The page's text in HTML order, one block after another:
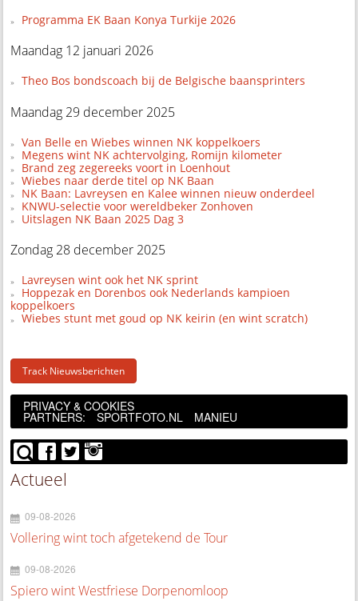
Programma EK Baan Konya Turkije 2026
Maandag 12 januari 2026
Theo Bos bondscoach bij de Belgische baansprinters
Maandag 29 december 2025
Van Belle en Wiebes winnen NK koppelkoers
Megens wint NK achtervolging, Romijn kilometer
Brand zeg zegereeks voort in Loenhout
Wiebes naar derde titel op NK Baan
NK Baan: Lavreysen en Kalee winnen nieuw onderdeel
KNWU-selectie voor wereldbeker Zonhoven
Uitslagen NK Baan 2025 Dag 3
Zondag 28 december 2025
Lavreysen wint ook het NK sprint
Hoppezak en Dorenbos ook Nederlands kampioen
koppelkoers
Wiebes stunt met goud op NK keirin (en wint scratch)
Track Nieuwsberichten
PRIVACY & COOKIES
PARTNERS: SPORTFOTO.NL MANIEU
Actueel
09-08-2026
Vollering wint toch afgetekend de Tour
09-08-2026
Spiero wint Westfriese Dorpenomloop